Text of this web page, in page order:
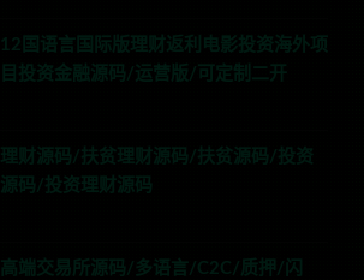
12国语言国际版理财返利电影投资海外项
目投资金融源码/运营版/可定制二开
理财源码/扶贫理财源码/扶贫源码/投资
源码/投资理财源码
高端交易所源码/多语言/C2C/质押/闪